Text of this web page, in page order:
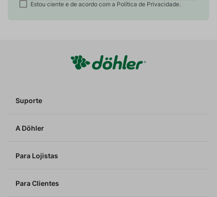
Estou ciente e de acordo com a Política de Privacidade.
Suporte
A Döhler
Para Lojistas
Para Clientes